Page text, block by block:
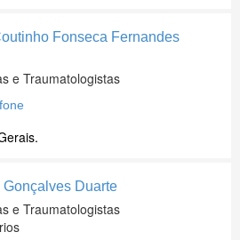
Fonseca Fernandes
e Traumatologistas
Gonçalves Duarte
e Traumatologistas